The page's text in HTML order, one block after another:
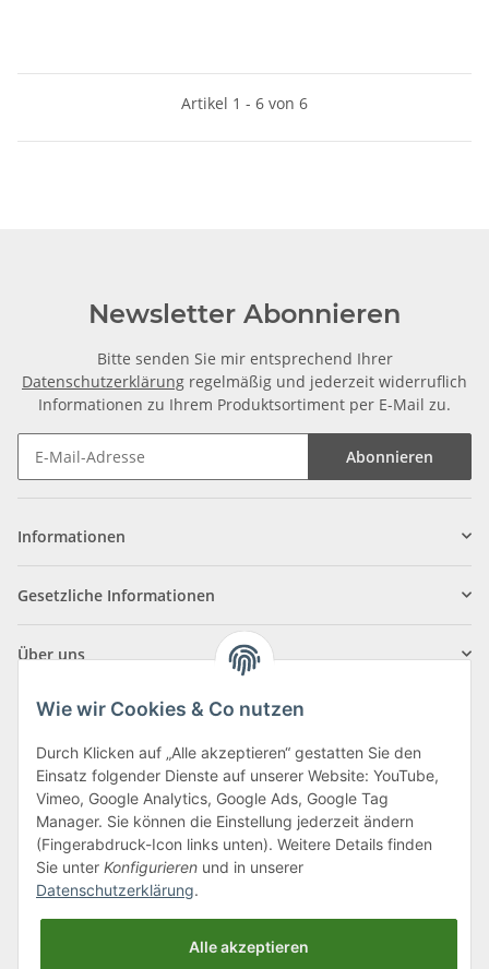
Artikel 1 - 6 von 6
Newsletter Abonnieren
Bitte senden Sie mir entsprechend Ihrer
Datenschutzerklärung regelmäßig und jederzeit widerruflich
Informationen zu Ihrem Produktsortiment per E-Mail zu.
Abonnieren
Informationen
Gesetzliche Informationen
Über uns
Klagenfurter Straße 29
9556 Liebenfels
Montag bis Donnerstag: 8:00 bis 16:30 Uhr
Freitag: 8:00 bis 12:00 Uhr
Tel.:0043 (0) 4262 50900
office@cncshop.at
Wie wir Cookies & Co nutzen
Durch Klicken auf „Alle akzeptieren“ gestatten Sie den
Einsatz folgender Dienste auf unserer Website: YouTube,
Vimeo, Google Analytics, Google Ads, Google Tag
Manager. Sie können die Einstellung jederzeit ändern
(Fingerabdruck-Icon links unten). Weitere Details finden
Sie unter Konfigurieren und in unserer
Datenschutzerklärung.
Alle akzeptieren